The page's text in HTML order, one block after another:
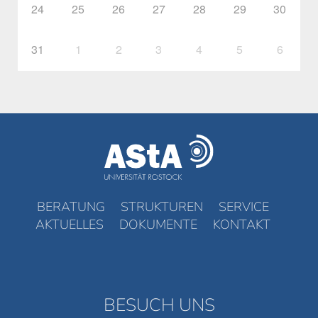
24 25 26 27 28 29 30
31 1 2 3 4 5 6
BERATUNG STRUKTUREN
SERVICE
AKTUELLES
DOKUMENTE KONTAKT
BESUCH UNS